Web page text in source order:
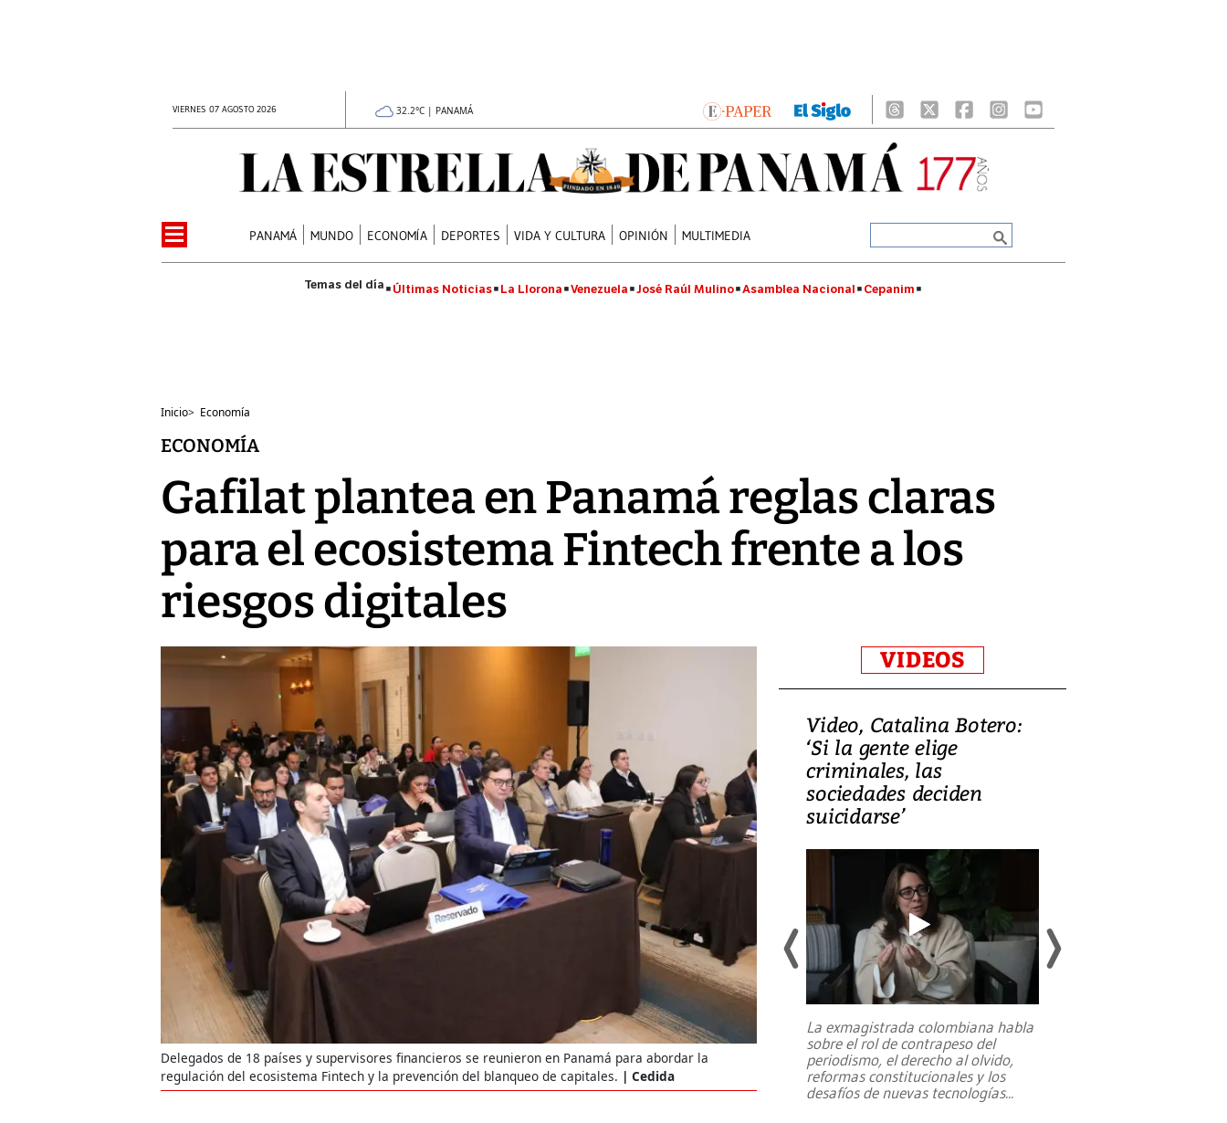
VIERNES 07 AGOSTO 2026 32.2°C | PANAMÁ
PANAMÁ MUNDO ECONOMÍA DEPORTES VIDA Y CULTURA OPINIÓN MULTIMEDIA
Últimas Noticias La Llorona Venezuela José Raúl Mulino Asamblea Nacional Cepanim
Inicio> Economía
ECONOMÍA
Gafilat plantea en Panamá reglas claras
para el ecosistema Fintech frente a los
riesgos digitales
Delegados de 18 países y supervisores financieros se reunieron en Panamá para abordar la
regulación del ecosistema Fintech y la prevención del blanqueo de capitales.
Cedida
VIDEOS
Video, Japón: Terremoto
deja heridos y graves
daños en Kumamoto
Un fuerte terremoto de magnitud
7,1 se registró este martes 28 de
julio en la prefectura de Kumamoto,
al sur de Japón, provocando una
emergencia de gran...
Video, Catalina Botero:
‘Si la gente elige
criminales, las
sociedades deciden
suicidarse’
La exmagistrada colombiana habla
sobre el rol de contrapeso del
periodismo, el derecho al olvido,
reformas constitucionales y los
desafíos de nuevas tecnologías...